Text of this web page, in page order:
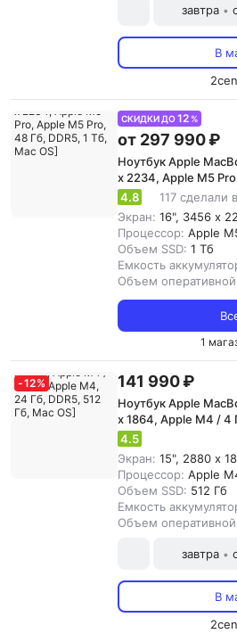
завтра •
В
СКИДКИ ДО12 %
от 297 990 ₽
Ноутбук Apple
x 2234, Apple M5
DDR5, 1 Тб, Mac OS]
4.8
117 сделали
Экран: 16", 3456 x
Процессор: Apple
Объем SSD: 1 Тб
Емкость
Объем
1
-12% 141 990 ₽
Ноутбук Apple
x 1864, Apple M4 / 4
DDR5, 512 Гб, Mac OS]
4.5
Экран: 15", 2880 x
Процессор: Apple
Объем SSD: 512 Гб
Емкость
Объем
завтра •
В